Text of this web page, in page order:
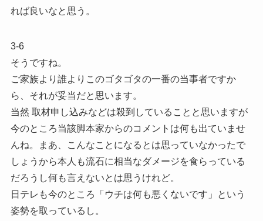
れば良いなと思う。
3-6
そうですね。
ご家族より誰よりこのゴタゴタの一番の当事者ですか
ら、それが妥当だと思います。
当然 取材申し込みなどは殺到していることと思いますが
今のところ当該脚本家からのコメントは何も出ていませ
んね。まあ、こんなことになるとは思っていなかったで
しょうから本人も流石に相当なダメージを食らっている
だろうし何も言えないとは思うけれど。
日テレも今のところ「ウチは何も悪くないです」という
姿勢を取っているし。